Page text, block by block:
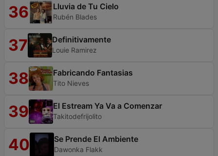
36 Lluvia de Tu Cielo
Rubén Blades
37 Definitivamente
Louie Ramirez
38 Fabricando Fantasias
Tito Nieves
39 El Estream Ya Va a Comenzar
Takitodefrijolito
40 Se Prende El Ambiente
Dawonka Flakk